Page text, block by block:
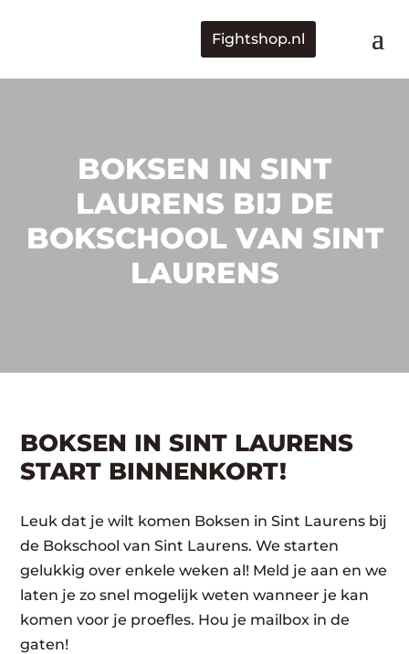
Fightshop.nl
BOKSEN IN SINT
LAURENS BIJ DE
BOKSCHOOL VAN SINT
LAURENS
BOKSEN IN SINT LAURENS
START BINNENKORT!
Leuk dat je wilt komen Boksen in Sint Laurens bij
de Bokschool van Sint Laurens. We starten
gelukkig over enkele weken al! Meld je aan en we
laten je zo snel mogelijk weten wanneer je kan
komen voor je proefles. Hou je mailbox in de
gaten!